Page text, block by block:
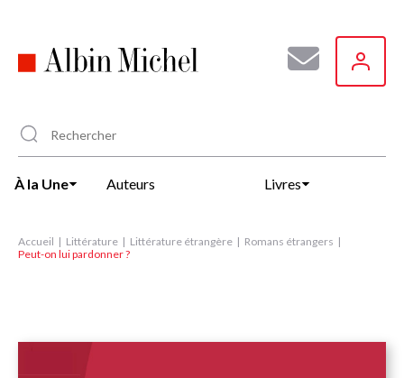
principal
À la Une Auteurs Livres
Accueil Littérature Littérature étrangère
Romans étrangers
Peut-on lui pardonner ?